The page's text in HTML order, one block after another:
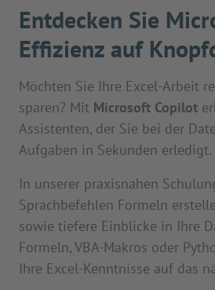
Entdecken Sie
Effizienz auf
Möchten Sie Ihre Excel-Arbeit
sparen? Mit Microsoft Copilot
Assistenten, der Sie bei der
Aufgaben in Sekunden erledigt.
In unserer praxisnahen
Sprachbefehlen Formeln
sowie tiefere Einblicke in Ihre
Formeln, VBA-Makros oder
Ihre Excel-Kenntnisse auf das